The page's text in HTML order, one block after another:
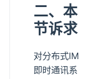
二、本
节诉求
对分布式IM
即时通讯系